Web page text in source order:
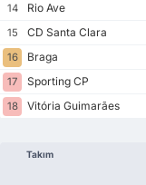
14
Rio Ave
15
CD Santa Clara
16
Braga
17
Sporting CP
18
Vitória Guimarães
Takım